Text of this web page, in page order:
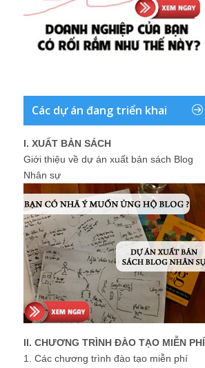
Các dự án đang triển khai
I. XUẤT BẢN SÁCH
Giới thiệu về dự án xuất bản sách Blog
Nhân sự
II. CHƯƠNG TRÌNH ĐÀO TẠO MIỄN PHÍ
1. Các chương trình đào tạo miễn phí